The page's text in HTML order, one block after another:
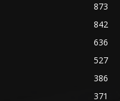
873
842
636
527
386
371